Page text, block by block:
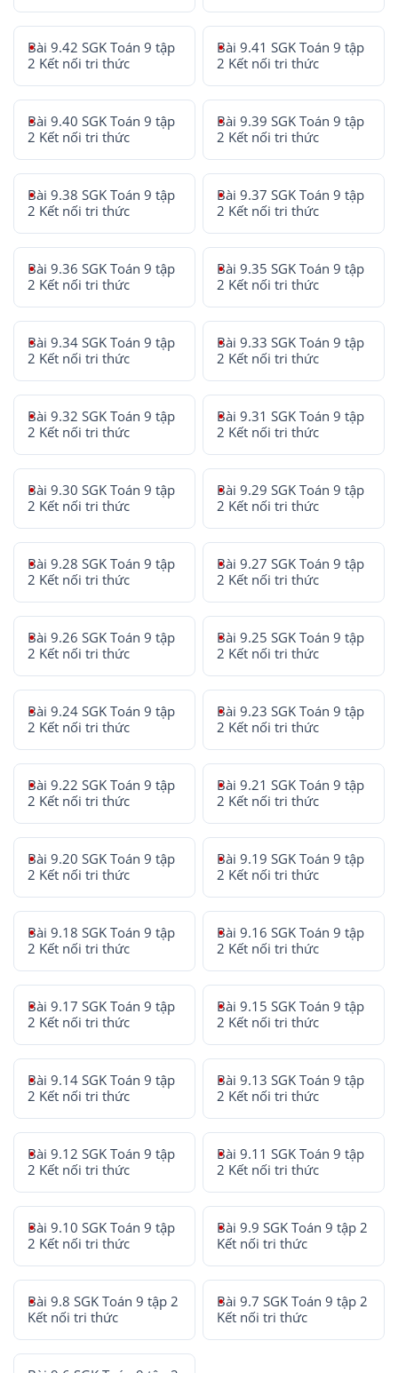
Bài 9.42 SGK Toán 9 tập
2 Kết nối tri thức
Bài 9.41 SGK Toán 9 tập
2 Kết nối tri thức
Bài 9.40 SGK Toán 9 tập
2 Kết nối tri thức
Bài 9.39 SGK Toán 9 tập
2 Kết nối tri thức
Bài 9.38 SGK Toán 9 tập
2 Kết nối tri thức
Bài 9.37 SGK Toán 9 tập
2 Kết nối tri thức
Bài 9.36 SGK Toán 9 tập
2 Kết nối tri thức
Bài 9.35 SGK Toán 9 tập
2 Kết nối tri thức
Bài 9.34 SGK Toán 9 tập
2 Kết nối tri thức
Bài 9.33 SGK Toán 9 tập
2 Kết nối tri thức
Bài 9.32 SGK Toán 9 tập
2 Kết nối tri thức
Bài 9.31 SGK Toán 9 tập
2 Kết nối tri thức
Bài 9.30 SGK Toán 9 tập
2 Kết nối tri thức
Bài 9.29 SGK Toán 9 tập
2 Kết nối tri thức
Bài 9.28 SGK Toán 9 tập
2 Kết nối tri thức
Bài 9.27 SGK Toán 9 tập
2 Kết nối tri thức
Bài 9.26 SGK Toán 9 tập
2 Kết nối tri thức
Bài 9.25 SGK Toán 9 tập
2 Kết nối tri thức
Bài 9.24 SGK Toán 9 tập
2 Kết nối tri thức
Bài 9.23 SGK Toán 9 tập
2 Kết nối tri thức
Bài 9.22 SGK Toán 9 tập
2 Kết nối tri thức
Bài 9.21 SGK Toán 9 tập
2 Kết nối tri thức
Bài 9.20 SGK Toán 9 tập
2 Kết nối tri thức
Bài 9.19 SGK Toán 9 tập
2 Kết nối tri thức
Bài 9.18 SGK Toán 9 tập
2 Kết nối tri thức
Bài 9.16 SGK Toán 9 tập
2 Kết nối tri thức
Bài 9.17 SGK Toán 9 tập
2 Kết nối tri thức
Bài 9.15 SGK Toán 9 tập
2 Kết nối tri thức
Bài 9.14 SGK Toán 9 tập
2 Kết nối tri thức
Bài 9.13 SGK Toán 9 tập
2 Kết nối tri thức
Bài 9.12 SGK Toán 9 tập
2 Kết nối tri thức
Bài 9.11 SGK Toán 9 tập
2 Kết nối tri thức
Bài 9.10 SGK Toán 9 tập
2 Kết nối tri thức
Bài 9.9 SGK Toán 9 tập 2
Kết nối tri thức
Bài 9.8 SGK Toán 9 tập 2
Kết nối tri thức
Bài 9.7 SGK Toán 9 tập 2
Kết nối tri thức